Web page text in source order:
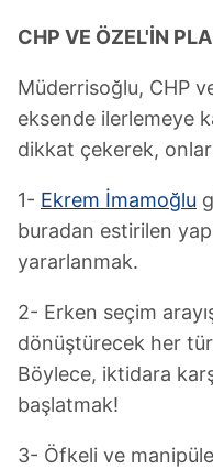
CHP VE ÖZEL'İN
Müderrisoğlu, CHP
eksende ilerlemeye
dikkat çekerek,
1- Ekrem İmamoğlu
buradan estirilen
yararlanmak.
2- Erken seçim
dönüştürecek her
Böylece, iktidara
başlatmak!
3- Öfkeli ve